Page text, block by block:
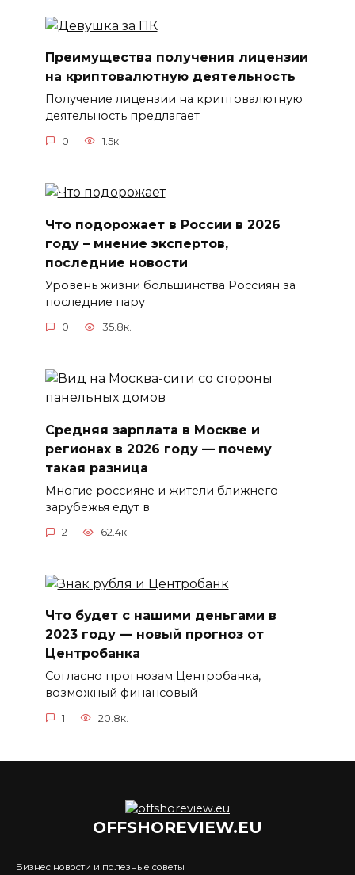
Преимущества получения лицензии
на криптовалютную деятельность
Получение лицензии на криптовалютную
деятельность предлагает
0 1.5к.
Что подорожает в России в 2026
году – мнение экспертов,
последние новости
Уровень жизни большинства Россиян за
последние пару
0 35.8к.
Средняя зарплата в Москве и
регионах в 2026 году — почему
такая разница
Многие россияне и жители ближнего
зарубежья едут в
2 62.4к.
Что будет с нашими деньгами в
2023 году — новый прогноз от
Центробанка
Согласно прогнозам Центробанка,
возможный финансовый
1 20.8к.
OFFSHOREVIEW.EU
Бизнес новости и полезные советы